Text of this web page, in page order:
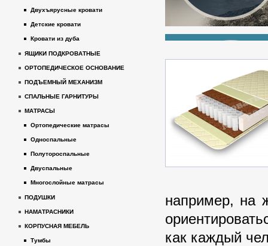
например, на
как каждый
Двухъярусные кровати
Детские кровати
Кровати из дуба
ЯЩИКИ ПОДКРОВАТНЫЕ
ОРТОПЕДИЧЕСКОЕ ОСНОВАНИЕ
ПОДЪЕМНЫЙ МЕХАНИЗМ
СПАЛЬНЫЕ ГАРНИТУРЫ
МАТРАСЫ
Ортопедические матрасы
Односпальные
Полутороспальные
Двуспальные
Многослойные матрасы
ПОДУШКИ
НАМАТРАСНИКИ
КОРПУСНАЯ МЕБЕЛЬ
Тумбы